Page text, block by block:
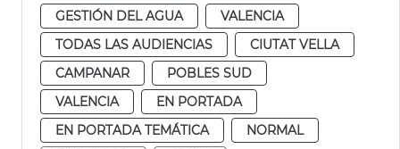
GESTIÓN DEL AGUA
VALENCIA
TODAS LAS AUDIENCIAS
CIUTAT VELLA
CAMPANAR
POBLES SUD
VALENCIA
EN PORTADA
EN PORTADA TEMÁTICA
NORMAL